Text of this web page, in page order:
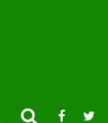
НОВОСТИ